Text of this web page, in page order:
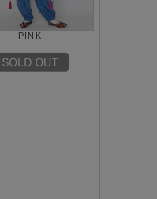
PINK